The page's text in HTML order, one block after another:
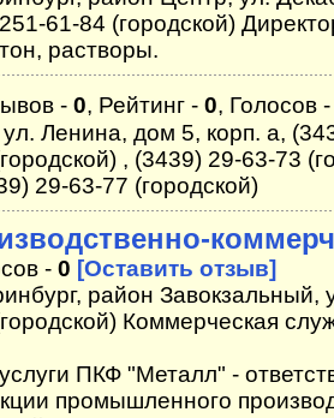
61-84 (городской)
растворы.
- 0, Рейтинг - 0, Голосов
ул. Ленина, дом 5, корп. а,
, (3439) 29-63-73
29-63-77 (городской)
- 0 [Оставить отзыв]
район Завокзальный,
Коммерческая
ПКФ "Металл" -
промышленного